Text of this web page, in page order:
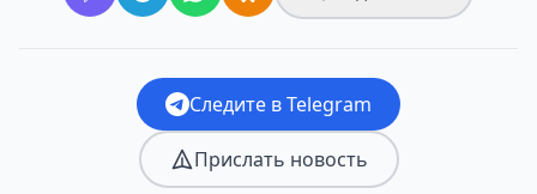
Следите в Telegram
Прислать новость